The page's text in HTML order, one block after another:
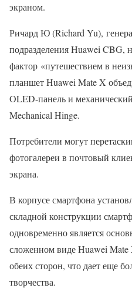
экраном.
Ричард Ю (Richard Yu),
подразделения Huawei CBG,
фактор «путешествием в
планшет Huawei Mate X
OLED-панель и
Mechanical Hinge.
Потребители могут
фотогалереи в почтовый
экрана.
В корпусе смартфона
складной конструкции
одновременно является
сложенном виде Huawei Mate
обеих сторон, что дает еще
творчества.